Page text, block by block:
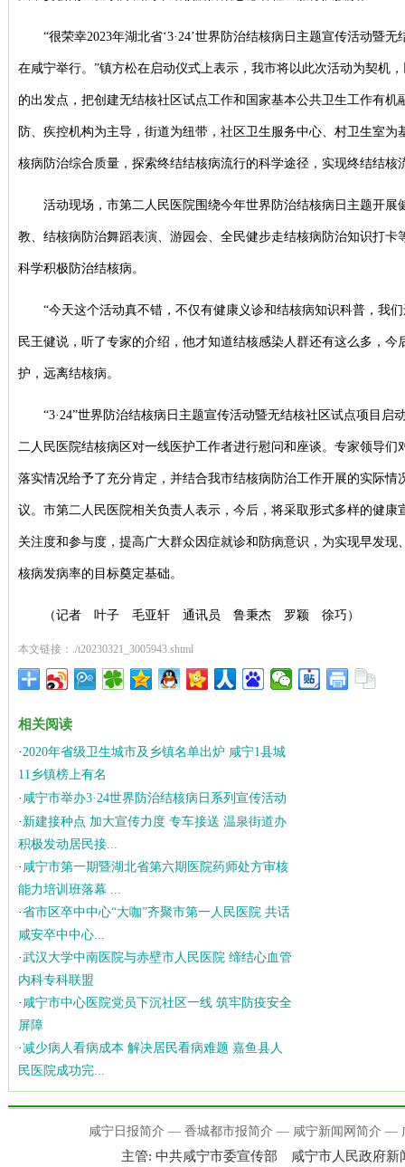
“很荣幸2023年湖北省‘3·24’世界防治结核病日主题宣传活动暨
在咸宁举行。”镇方松在启动仪式上表示，我市将以此次活动为契机
的出发点，把创建无结核社区试点工作和国家基本公共卫生工作有机
防、疾控机构为主导，街道为纽带，社区卫生服务中心、村卫生室为
核病防治综合质量，探索终结结核病流行的科学途径，实现终结结核
活动现场，市第二人民医院围绕今年世界防治结核病日主题开展
教、结核病防治舞蹈表演、游园会、全民健步走结核病防治知识打卡
科学积极防治结核病。
“今天这个活动真不错，不仅有健康义诊和结核病知识科普，我
民王健说，听了专家的介绍，他才知道结核感染人群还有这么多，今
护，远离结核病。
“3·24”世界防治结核病日主题宣传活动暨无结核社区试点项目启
二人民医院结核病区对一线医护工作者进行慰问和座谈。专家领导们
落实情况给予了充分肯定，并结合我市结核病防治工作开展的实际情
议。市第二人民医院相关负责人表示，今后，将采取形式多样的健康
关注度和参与度，提高广大群众因症就诊和防病意识，为实现早发现
核病发病率的目标奠定基础。
（记者 叶子 毛亚轩 通讯员 鲁秉杰 罗颖 徐巧 ）
本文链接：./t20230321_3005943.shtml
相关阅读
·2020年省级卫生城市及乡镇名单出炉 咸宁1县城
11乡镇榜上有名
· 咸宁市举办3·24世界防治结核病日系列宣传活动
· 新建接种点 加大宣传力度 专车接送 温泉街道办
积极发动居民接...
· 咸宁市第一期暨湖北省第六期医院药师处方审核
能力培训班落幕 ...
·省市区卒中中心“大咖”齐聚市第一人民医院 共话
咸安卒中中心...
·武汉大学中南医院与赤壁市人民医院 缔结心血管
内科专科联盟
· 咸宁市中心医院党员下沉社区一线 筑牢防疫安全
屏障
·减少病人看病成本 解决居民看病难题 嘉鱼县人
民医院成功完...
咸宁日报简介 — 香城都市报简介 — 咸宁新闻网简介 —
主管: 中共咸宁市委宣传部 咸宁市人民政府